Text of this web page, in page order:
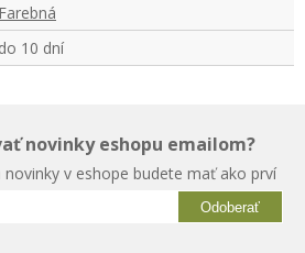
Farebná
do 10 dní
novinky eshopu emailom?
novinky v eshope budete mať ako prví
Odoberať